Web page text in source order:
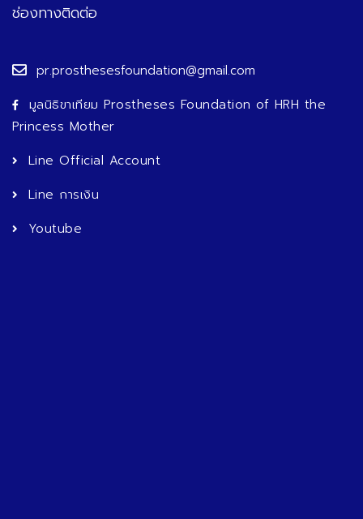
ช่องทางติดต่อ
pr.prosthesesfoundation@gmail.com
มูลนิธิขาเทียม Prostheses Foundation of HRH the
Princess Mother
Line Official Account
Line การเงิน
Youtube